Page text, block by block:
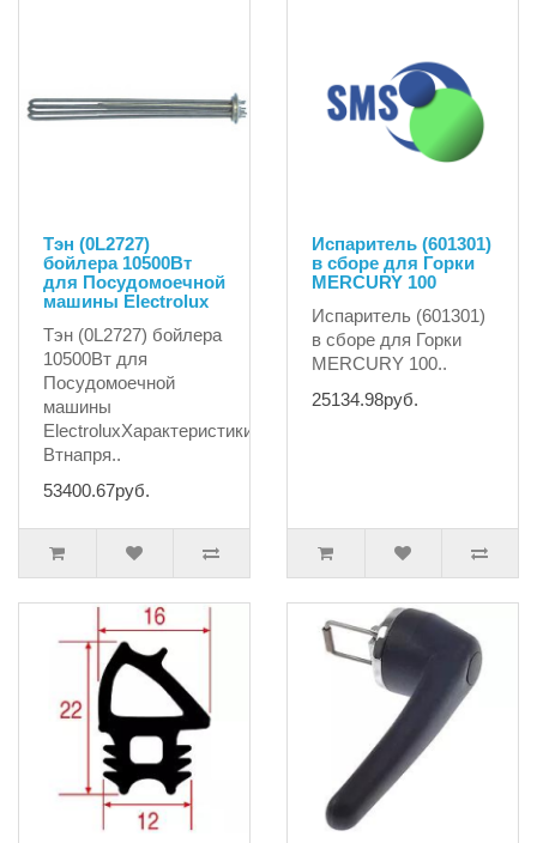
Тэн (0L2727)
бойлера 10500Вт
для Посудомоечной
машины Electrolux
Тэн (0L2727) бойлера
10500Вт для
Посудомоечной
машины
ElectroluxХарактеристики:мощность10500
Втнапря..
53400.67руб.
Испаритель (601301)
в сборе для Горки
MERCURY 100
Испаритель (601301)
в сборе для Горки
MERCURY 100..
25134.98руб.